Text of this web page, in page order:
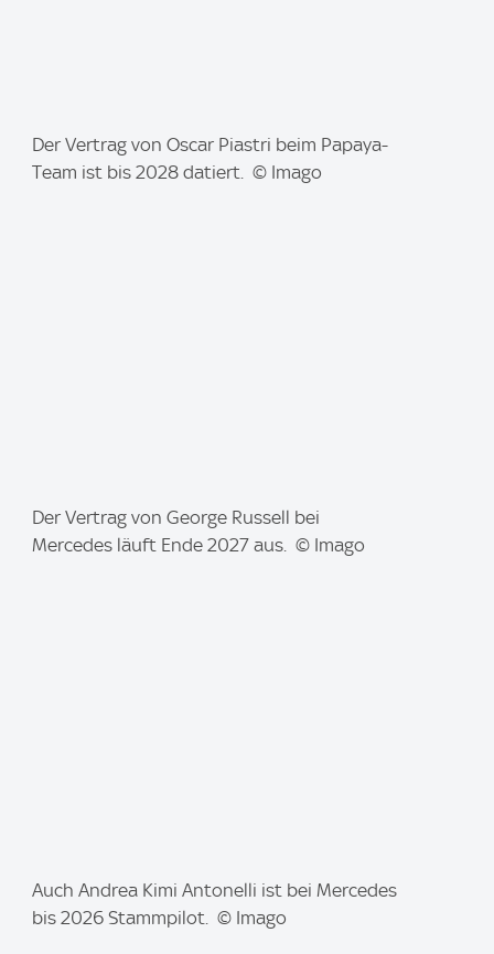
m
Der Vertrag von Oscar Piastri beim Papaya-
Team ist bis 2028 datiert. © Imago
m
Der Vertrag von George Russell bei
Mercedes läuft Ende 2027 aus. © Imago
m
Auch Andrea Kimi Antonelli ist bei Mercedes
bis 2026 Stammpilot. © Imago